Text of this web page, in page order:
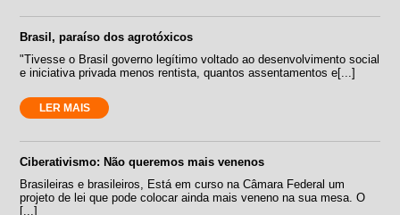
Brasil, paraíso dos agrotóxicos
"Tivesse o Brasil governo legítimo voltado ao desenvolvimento social
e iniciativa privada menos rentista, quantos assentamentos e[...]
LER MAIS
Ciberativismo: Não queremos mais venenos
Brasileiras e brasileiros, Está em curso na Câmara Federal um
projeto de lei que pode colocar ainda mais veneno na sua mesa. O
[...]